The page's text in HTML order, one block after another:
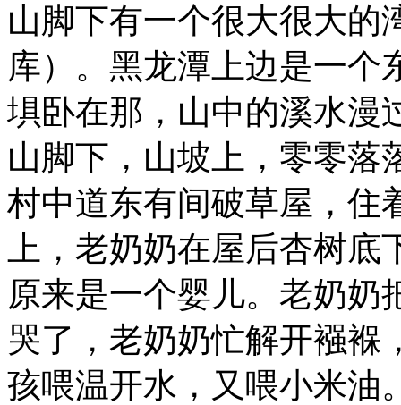
山脚下有一个很大很大的
库）。黑龙潭上边是一个
埧卧在那，山中的溪水漫
山脚下，山坡上，零零落
村中道东有间破草屋，住
上，老奶奶在屋后杏树
原来是一个婴儿。老奶奶
哭了，老奶奶忙解开襁褓
孩喂温开水，又喂小米油